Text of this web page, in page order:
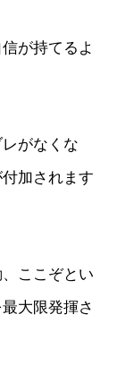
が持てるよ
がなくな
加されます
ここぞとい
大限発揮さ